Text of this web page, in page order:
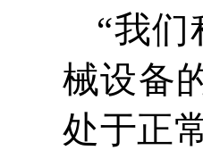
“我
械设备
处于正